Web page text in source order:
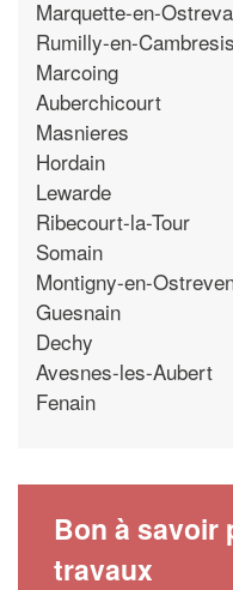
Marquette-en-
Rumilly-en-Cambresis
Marcoing
Auberchicourt
Masnieres
Hordain
Lewarde
Ribecourt-la-Tour
Somain
Montigny-en-
Guesnain
Dechy
Avesnes-les-Aubert
Fenain
Bon à savoir
travaux